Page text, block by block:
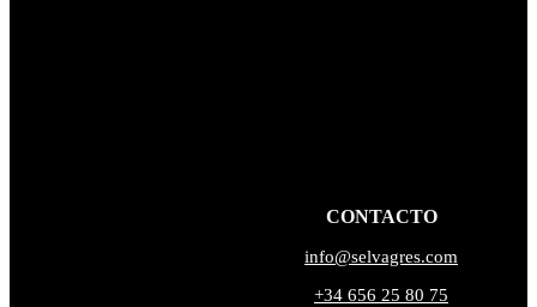
CONTACTO
info@selvagres.com
+34 656 25 80 75